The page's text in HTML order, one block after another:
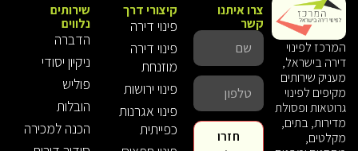
המרכז לפינוי
דירה בישראל,
מעניק שירותים
מקיפים לפינוי
גרוטאות ופסולת
מדירות, בתים,
מקלטים,
קיצורי דרך
פינוי דירה
פינוי דירה
מוזנחת
פינוי ירושות
פינוי אגרנות
כפייתית
שירותים
נלווים
הדברה
ניקיון יסודי
פוליש
הובלות
הכנה למכירה
צרו איתנו
קשר
חזרו